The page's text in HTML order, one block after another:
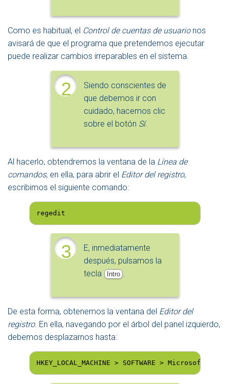
Como es habitual, el Control de cuentas de usuarionos
avisará de que el programa que pretendemos ejecutar
puede realizar cambios irreparables en el sistema.
2
Siendo conscientes de
que debemos ir con
cuidado, hacemos clic
sobre el botón Sí.
Al hacerlo, obtendremos la ventana de la Línea de
comandos, en ella, para abrir el Editor del registro,
escribimos el siguiente comando:
regedit
3
E, inmediatamente
después, pulsamos la
tecla
Intro .
De esta forma, obtenemos la ventana del Editor del
registro. En ella, navegando por el árbol del panel izquierdo,
debemos desplazarnos hasta:
HKEY_LOCAL_MACHINE > SOFTWARE > Microsoft >